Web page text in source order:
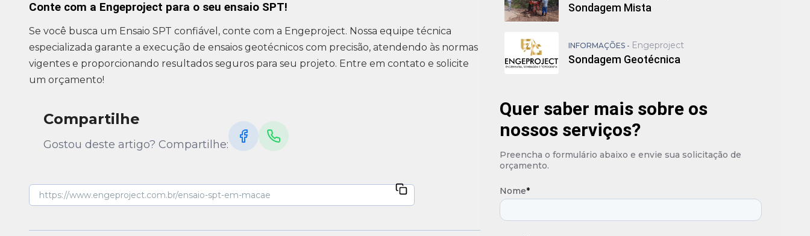
Conte com a Engeproject para o seu ensaio SPT!
Se você busca um Ensaio SPT confiável, conte com a Engeproject. Nossa equipe técnica
especializada garante a execução de ensaios geotécnicos com precisão, atendendo às normas
vigentes e proporcionando resultados seguros para seu projeto. Entre em contato e solicite
um orçamento!
Compartilhe
Gostou deste artigo? Compartilhe:
Sondagem Mista
INFORMAÇÕES - Engeproject
Sondagem Geotécnica
Quer saber mais sobre os
nossos serviços?
Preencha o formulário abaixo e envie sua solicitação de
orçamento.
Nome*